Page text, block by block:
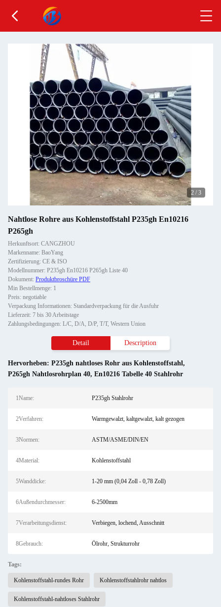
2 / 3
Nahtlose Rohre aus Kohlenstoffstahl P235gh En10216
P265gh
Herkunftsort: CANGZHOU
Markenname: BaoYang
Zertifizierung: CE & ISO
Modellnummer: P235gh En10216 P265gh Liste 40
Dokument: Produktbroschüre PDF
Min Bestellmenge: 1
Preis: negotiable
Verpackung Informationen: Standardverpackung für die Ausfuhr
Lieferzeit: 7 bis 30 Arbeitstage
Zahlungsbedingungen: L/C, D/A, D/P, T/T, Western Union
Detail Description
Hervorheben: P235gh nahtloses Rohr aus Kohlenstoffstahl,
P265gh Nahtlosrohrplan 40, En10216 Tabelle 40 Stahlrohr
1Name: P235gh Stahlrohr
2Verfahren: Warmgewalzt, kaltgewalzt, kalt gezogen
3Normen: ASTM/ASME/DIN/EN
4Material: Kohlenstoffstahl
5Wanddicke: 1-20 mm (0,04 Zoll - 0,78 Zoll)
6Außendurchmesser: 6-2500mm
7Verarbeitungsdienst: Verbiegen, lochend, Ausschnitt
8Gebrauch: Ölrohr, Strukturrohr
Tags:
Kohlenstoffstahl-rundes Rohr Kohlenstoffstahlrohr nahtlos
Kohlenstoffstahl-nahtloses Stahlrohr